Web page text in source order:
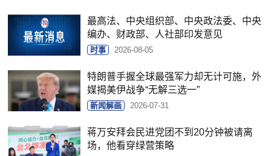
最高法、中央组织部、中央政法委、中央
编办、财政部、人社部印发意见
时事 2026-08-05
特朗普手握全球最强军力却无计可施，外
媒揭美伊战争“无解三选一”
新闻解画 2026-07-31
蒋万安拜会民进党团不到20分钟被请离
场，他看穿绿营策略